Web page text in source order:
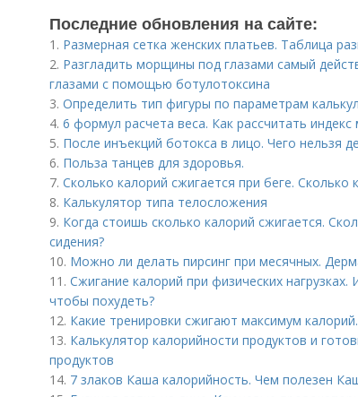
Последние обновления на сайте:
1. Размерная сетка женских платьев. Таблица
2. Разгладить морщины под глазами самый
глазами с помощью ботулотоксина
3. Определить тип фигуры по параметрам
4. 6 формул расчета веса. Как рассчитать
5. После инъекций бoтoкса в лицо. Чего нельзя
6. Польза танцев для здоровья.
7. Сколько калорий сжигается при беге.
8. Калькулятор типа телосложения
9. Когда стоишь сколько калорий сжигается.
сидения?
10. Можно ли делать пирсинг при месячных.
11. Сжигание калорий при физических
чтобы похудеть?
12. Какие тренировки сжигают максимум
13. Калькулятор калорийности продуктов и
продуктов
14. 7 злаков Каша калорийность. Чем полезен